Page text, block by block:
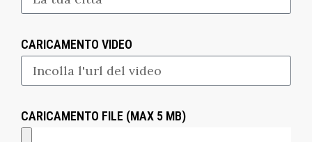
CARICAMENTO VIDEO
CARICAMENTO FILE (MAX 5 MB)